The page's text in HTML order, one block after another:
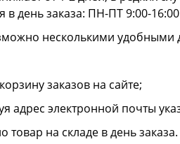
в день заказа: ПН-ПТ 9:00-
несколькими удобными
заказов на сайте;
адрес электронной почты
товар на складе в день заказа.